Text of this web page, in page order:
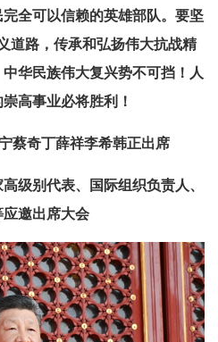
全可以信赖的英雄部队。要坚
道路，传承和弘扬伟大抗战精
华民族伟大复兴势不可挡！人
高事业必将胜利！
蔡奇丁薛祥李希韩正出席
级别代表、国际组织负责人、
应邀出席大会